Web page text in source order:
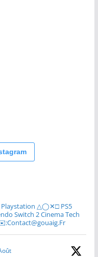
Playstation △◯✕□ PS5
Switch 2 Cinema Tech